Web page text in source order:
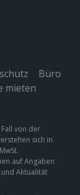
Büro
mieten
von der
sich in
auf Angaben
Aktualität